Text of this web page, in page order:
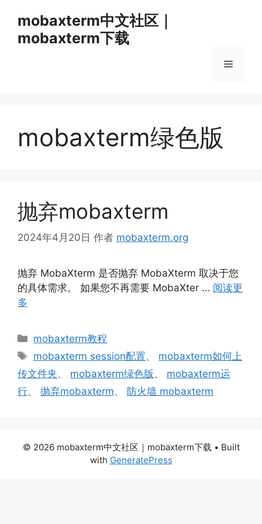
mobaxterm中文社区｜
mobaxterm下载
菜
mobaxterm绿色版
抛弃mobaxterm
2024年4月20日 作者 mobaxterm.org
抛弃 MobaXterm 是否抛弃 MobaXterm 取决于您
的具体需求。 如果您不再需要 MobaXter … 阅读更
多
分
mobaxterm教程
标
签
mobaxterm session配置、 mobaxterm如何上
传文件夹、 mobaxterm绿色版 、 mobaxterm运
行、 抛弃mobaxterm、 防火墙 mobaxterm
© 2026 mobaxterm中文社区｜mobaxterm下载 • Built
with GeneratePress